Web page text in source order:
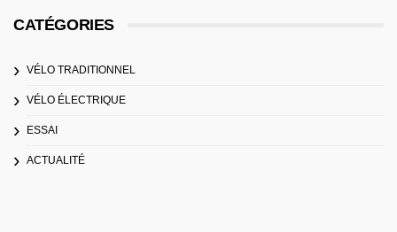
CATÉGORIES
VÉLO TRADITIONNEL
VÉLO ÉLECTRIQUE
ESSAI
ACTUALITÉ